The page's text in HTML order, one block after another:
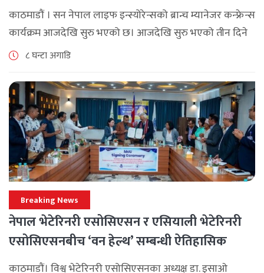
काठमाडौं । सन नेपाल लाइफ इन्स्योरेन्सको ब्रान्च म्यानेजर कन्फ्रेन्स
कार्यक्रम आजदेखि सुरु भएको छ। आजदेखि सुरु भएको तीन दिने
ब्रान्च म्यानेजर कन्फ्रेन्स विभिन्न कार्यक्रमहरुका साथ भब्य साथ
८ घन्टा अगाडि
Breaking News
नेपाल भेटेरिनरी एसोसिएसन र एसियाली भेटेरिनरी
एसोसिएसनबीच ‘वन हेल्थ’ सम्बन्धी ऐतिहासिक
समझदारी
काठमाडौं। विश्व भेटेरिनरी एसोसिएसनका अध्यक्ष डा. इसाओ